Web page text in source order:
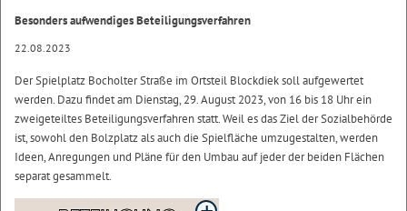
Besonders aufwendiges Beteiligungsverfahren
22.08.2023
Der Spielplatz Bocholter Straße im Ortsteil Blockdiek soll aufgewertet
werden. Dazu findet am Dienstag, 29. August 2023, von 16 bis 18 Uhr ein
zweigeteiltes Beteiligungsverfahren statt. Weil es das Ziel der Sozialbehörde
ist, sowohl den Bolzplatz als auch die Spielfläche umzugestalten, werden
Ideen, Anregungen und Pläne für den Umbau auf jeder der beiden Flächen
separat gesammelt.